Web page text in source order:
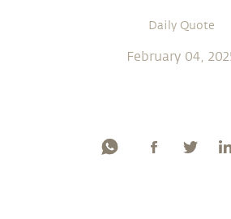
Daily Quote
February 04,